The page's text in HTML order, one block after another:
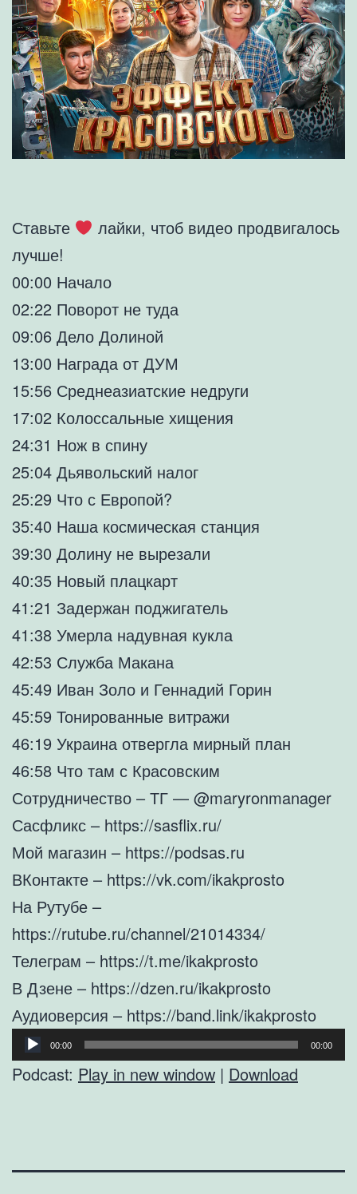
Ставьте
лайки, чтоб видео продвигалось
лучше!
00:00 Начало
02:22 Поворот не туда
09:06 Дело Долиной
13:00 Награда от ДУМ
15:56 Среднеазиатские недруги
17:02 Колоссальные хищения
24:31 Нож в спину
25:04 Дьявольский налог
25:29 Что с Европой?
35:40 Наша космическая станция
39:30 Долину не вырезали
40:35 Новый плацкарт
41:21 Задержан поджигатель
41:38 Умерла надувная кукла
42:53 Служба Макана
45:49 Иван Золо и Геннадий Горин
45:59 Тонированные витражи
46:19 Украина отвергла мирный план
46:58 Что там с Красовским
Сотрудничество – ТГ — @maryronmanager
Сасфликс – https://sasflix.ru/
Мой магазин – https://podsas.ru
ВКонтакте – https://vk.com/ikakprosto
На Рутубе –
https://rutube.ru/channel/21014334/
Телеграм – https://t.me/ikakprosto
В Дзене – https://dzen.ru/ikakprosto
Аудиоверсия – https://band.link/ikakprosto
Аудиоплеер
00:00 00:00
Podcast: Play in new window | Download